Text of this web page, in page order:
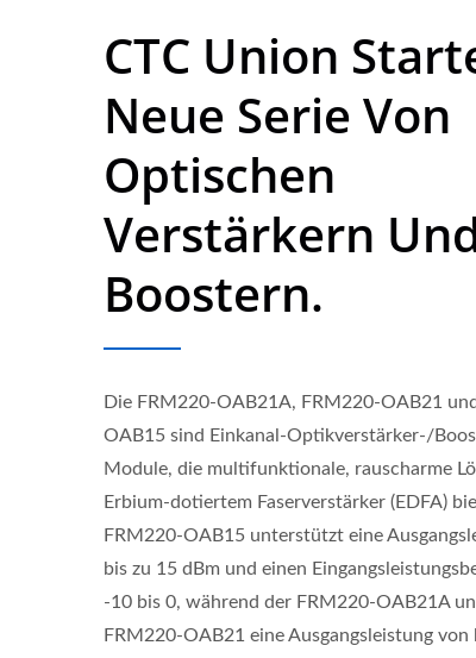
CTC Union
Neue Serie Von
Optischen
Verstärkern
Boostern.
Die FRM220-OAB21A, FRM220-OAB21
OAB15 sind Einkanal-Optikverstärker-/
Module, die multifunktionale, rauscharme
Erbium-dotiertem Faserverstärker (EDFA)
FRM220-OAB15 unterstützt eine
bis zu 15 dBm und einen
-10 bis 0, während der FRM220-OAB21A
FRM220-OAB21 eine Ausgangsleistung von